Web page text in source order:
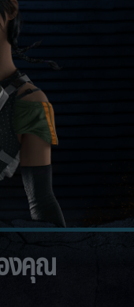
งคุณ